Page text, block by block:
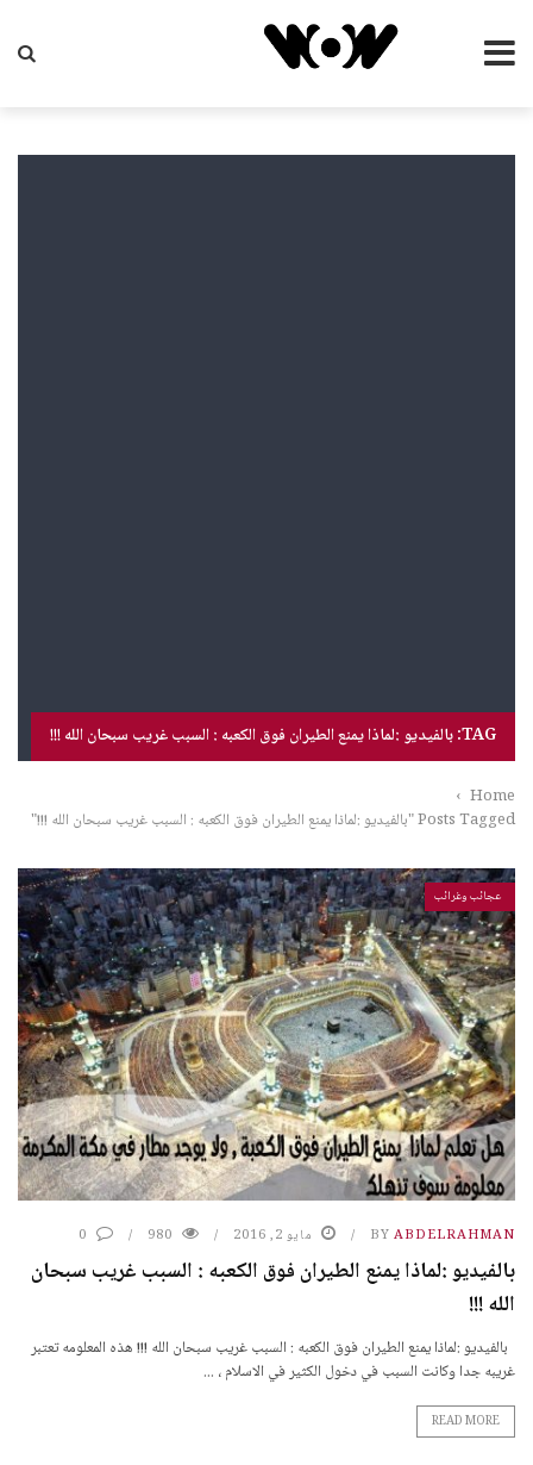
TAG: بالفيديو :لماذا يمنع الطيران فوق الكعبه : السبب غريب سبحان الله !!!
Home
›
Posts Tagged "بالفيديو :لماذا يمنع الطيران فوق الكعبه : السبب غريب سبحان الله !!!"
عجائب وغرائب
BY ABDELRAHMAN مايو 2, 2016 980
0
بالفيديو :لماذا يمنع الطيران فوق الكعبه : السبب غريب سبحان
الله !!!
بالفيديو :لماذا يمنع الطيران فوق الكعبه : السبب غريب سبحان الله !!! هذه المعلومه تعتبر
غريبه جدا وكانت السبب في دخول الكثير في الاسلام ، ...
READ MORE